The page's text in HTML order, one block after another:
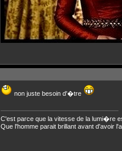
non juste besoin d'�tre
C'est parce que la vitesse de la lumi�re
Que l'homme parait brillant avant d'avoir